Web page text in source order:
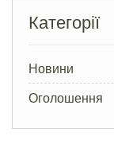
Категорії
Новини
Оголошення